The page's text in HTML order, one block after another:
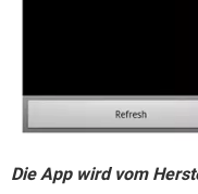
Die App wird vom